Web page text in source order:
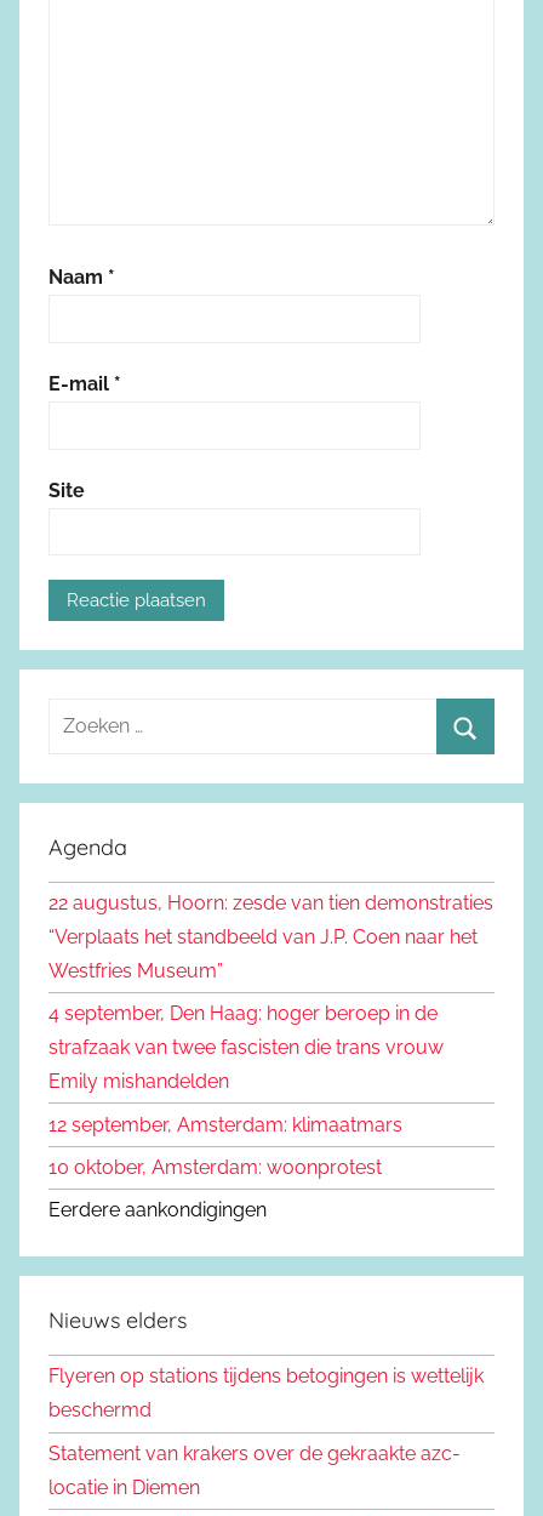
Naam *
E-mail *
Site
e
e
n
r
:
o
e
n
Agenda
22 augustus, Hoorn: zesde van tien demonstraties
“Verplaats het standbeeld van J.P. Coen naar het
Westfries Museum”
4 september, Den Haag: hoger beroep in de
strafzaak van twee fascisten die trans vrouw
Emily mishandelden
12 september, Amsterdam: klimaatmars
10 oktober, Amsterdam: woonprotest
Eerdere aankondigingen
Nieuws elders
Flyeren op stations tijdens betogingen is wettelijk
beschermd
Statement van krakers over de gekraakte azc-
locatie in Diemen